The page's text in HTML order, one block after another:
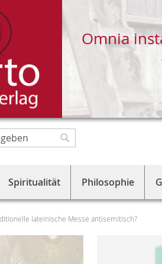
Direkt
zum
Omnia
Spiritualität Philosophie
lateinische Messe antisemitisch?